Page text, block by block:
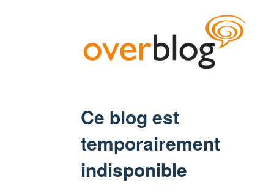
Ce blog est
temporairement
indisponible